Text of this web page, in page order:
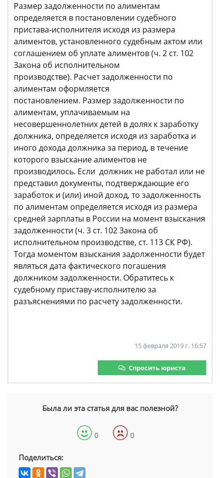
Размер задолженности по алиментам
определяется в постановлении судебного
пристава-исполнителя исходя из размера
алиментов, установленного судебным актом или
соглашением об уплате алиментов (ч. 2 ст. 102
Закона об исполнительном
производстве). Расчет задолженности по
алиментам оформляется
постановлением. Размер задолженности по
алиментам, уплачиваемым на
несовершеннолетних детей в долях к заработку
должника, определяется исходя из заработка и
иного дохода должника за период, в течение
которого взыскание алиментов не
производилось. Если должник не работал или не
представил документы, подтверждающие его
заработок и (или) иной доход, то задолженность
по алиментам определяется исходя из размера
средней зарплаты в России на момент взыскания
задолженности (ч. 3 ст. 102 Закона об
исполнительном производстве, ст. 113 СК РФ).
Тогда моментом взыскания задолженности будет
являться дата фактического погашения
должником задолженности. Обратитесь к
судебному приставу-исполнителю за
разъяснениями по расчету задолженности.
15 февраля 2019 г. 16:57
Спросить юриста
Была ли эта статья для вас полезной?
0 0
Поделиться: